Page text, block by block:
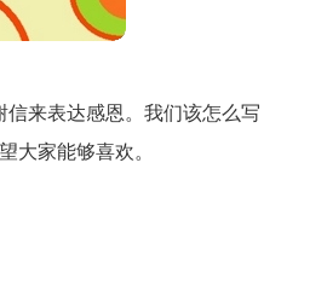
来表达感恩。我们该怎么写
大家能够喜欢。